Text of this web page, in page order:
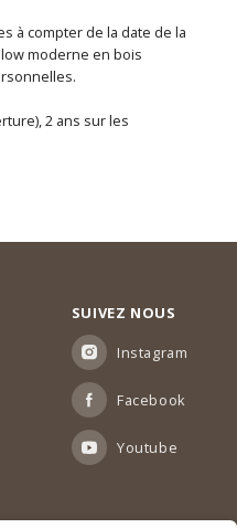
à compter de la date de la
moderne en bois
2 ans sur les
SUIVEZ NOUS
Instagram
Facebook
Youtube